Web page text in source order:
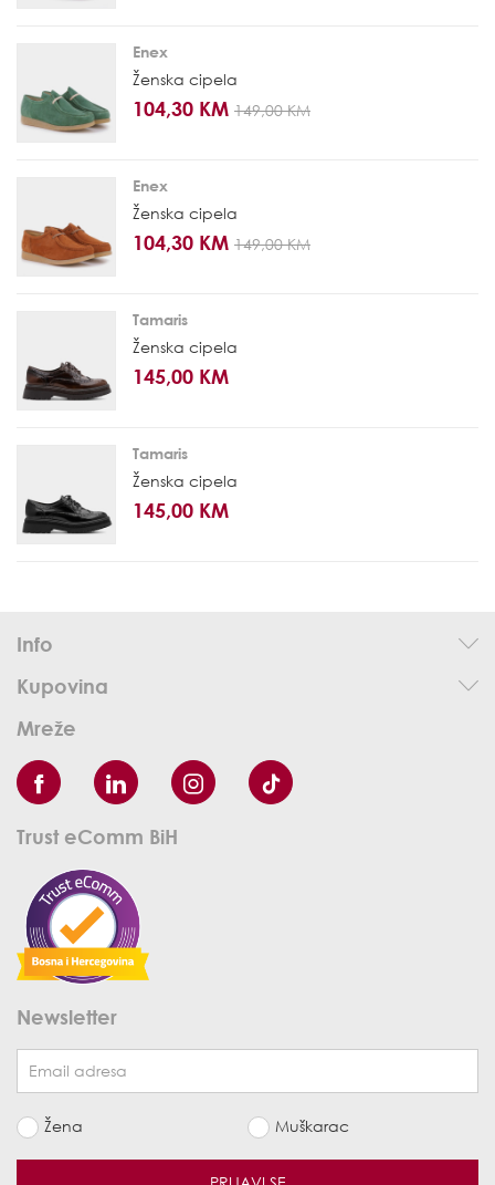
Enex
Ženska cipela
104,30 KM 149,00 KM
Enex
Ženska cipela
104,30 KM 149,00 KM
Tamaris
Ženska cipela
145,00 KM
Tamaris
Ženska cipela
145,00 KM
Info
Kupovina
Mreže
Trust eComm BiH
Newsletter
Žena Muškarac